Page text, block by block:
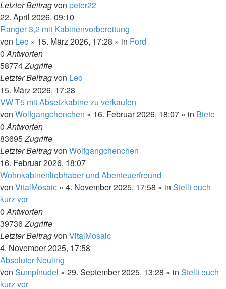
Letzter Beitragvon peter22
22. April 2026, 09:10
Ranger 3,2 mit Kabinenvorbereitung
von Leo » 15. März 2026, 17:28 » in Ford
0Antworten
58774Zugriffe
Letzter Beitragvon Leo
15. März 2026, 17:28
VW-T5 mit Absetzkabine zu verkaufen
von Wolfgangchenchen » 16. Februar 2026, 18:07 » in Biete
0Antworten
83695Zugriffe
Letzter Beitragvon Wolfgangchenchen
16. Februar 2026, 18:07
Wohnkabinenliebhaber und Abenteuerfreund
von VitalMosaic » 4. November 2025, 17:58 » in Stellt euch
kurz vor
0Antworten
39736Zugriffe
Letzter Beitragvon VitalMosaic
4. November 2025, 17:58
Absoluter Neuling
von Sumpfnudel » 29. September 2025, 13:28 » in Stellt euch
kurz vor